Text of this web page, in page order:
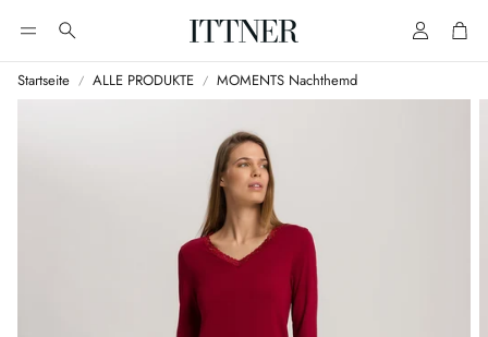
Suche AccountCart
Startseite ALLE PRODUKTE MOMENTS Nachthemd